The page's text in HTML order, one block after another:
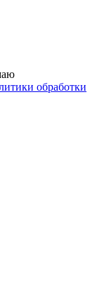
обработки